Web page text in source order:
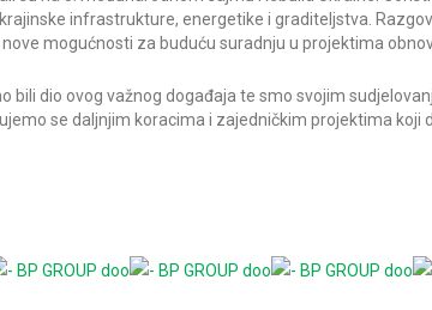
infrastrukture, energetike i graditeljstva.
mogućnosti za buduću suradnju u projektima
bili dio ovog važnog događaja te smo svojim
se daljnjim koracima i zajedničkim projektima koji